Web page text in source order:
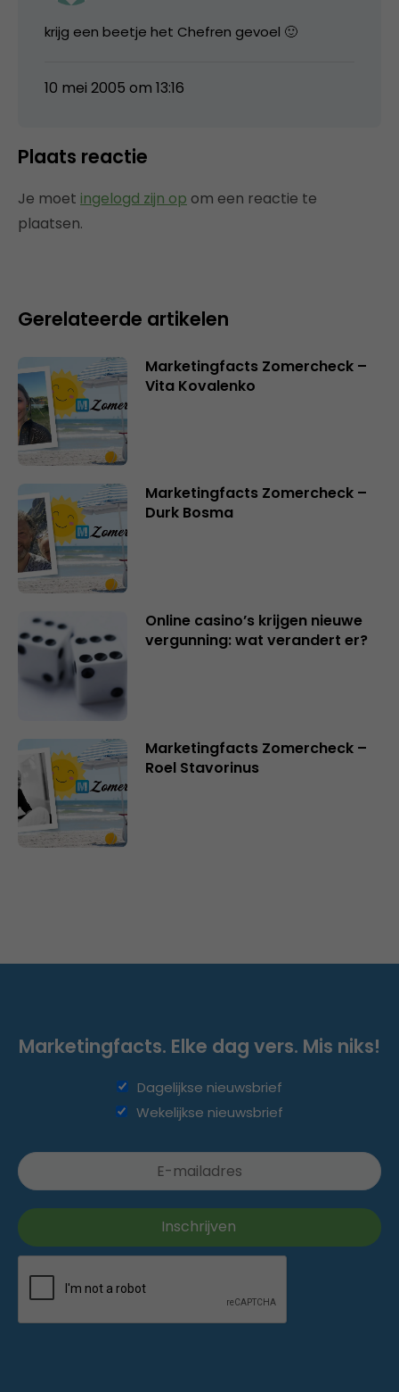
krijg een beetje het Chefren gevoel 🙂
10 mei 2005 om 13:16
Plaats reactie
Je moet ingelogd zijn op om een reactie te
plaatsen.
Gerelateerde artikelen
Marketingfacts Zomercheck –
Vita Kovalenko
Marketingfacts Zomercheck –
Durk Bosma
Online casino’s krijgen nieuwe
vergunning: wat verandert er?
Marketingfacts Zomercheck –
Roel Stavorinus
Marketingfacts. Elke dag vers. Mis niks!
Dagelijkse nieuwsbrief
Wekelijkse nieuwsbrief